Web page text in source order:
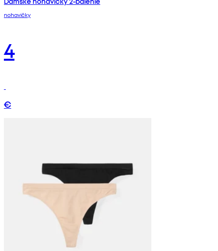
nohavičky
4
€